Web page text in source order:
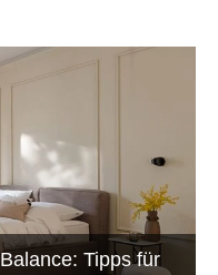
Tipps für